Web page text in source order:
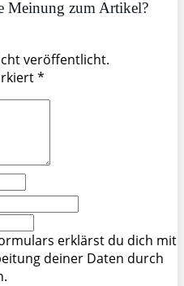
Meinung zum Artikel?
veröffentlicht.
*
erklärst du dich mit
deiner Daten durch